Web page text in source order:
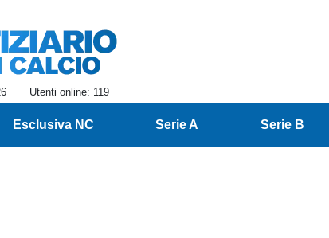
Utenti online: 119
Esclusiva NC Serie A Serie B